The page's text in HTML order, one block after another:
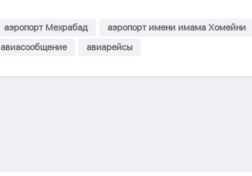
аэропорт Мехрабад
аэропорт имени имама Хомейни
авиасообщение авиарейсы